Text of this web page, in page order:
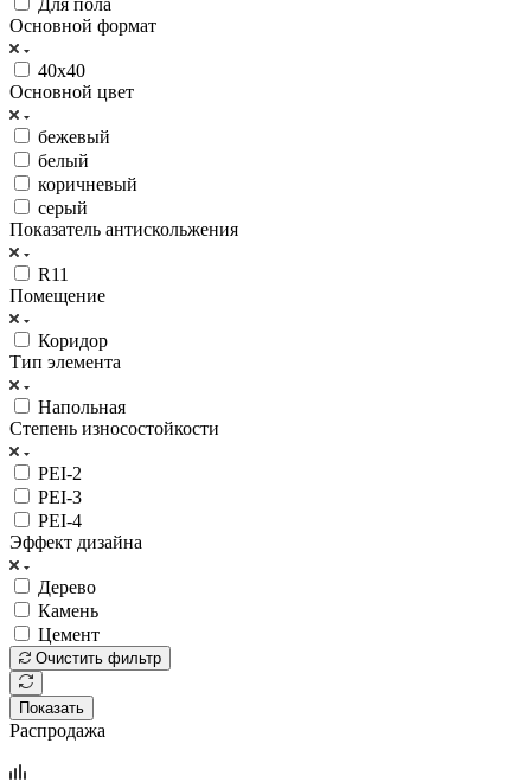
Основной формат
40х40
Основной цвет
бежевый
белый
коричневый
серый
Показатель антискольжения
R11
Помещение
Коридор
Тип элемента
Напольная
Степень износостойкости
PEI-2
PEI-3
PEI-4
Эффект дизайна
Дерево
Камень
Цемент
Очистить фильтр
Показать
Распродажа